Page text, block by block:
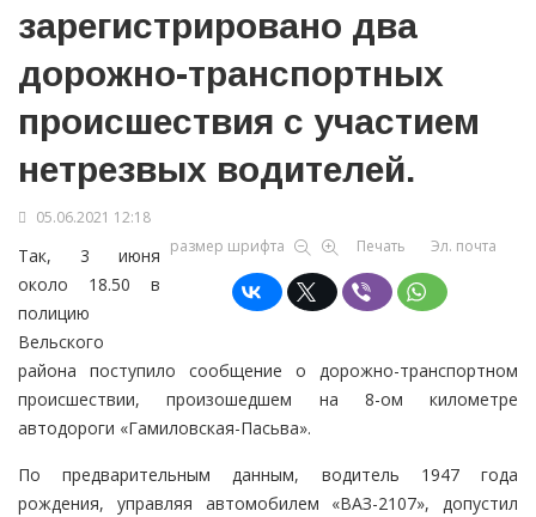
зарегистрировано два
дорожно-транспортных
происшествия с участием
нетрезвых водителей.
05.06.2021 12:18
размер шрифта
Печать Эл. почта
Так, 3 июня
около 18.50 в
полицию
Вельского
района поступило сообщение о дорожно-транспортном
происшествии, произошедшем на 8-ом километре
автодороги «Гамиловская-Пасьва».
По предварительным данным, водитель 1947 года
рождения, управляя автомобилем «ВАЗ-2107», допустил